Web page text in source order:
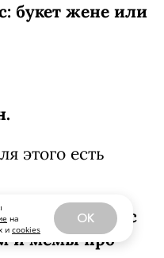
на
и cookies
OK
букет жене или
этого есть
видел видео с
и мемы про